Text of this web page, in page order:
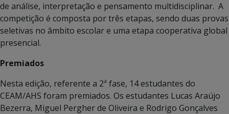
de análise, interpretação e pensamento multidisciplinar. A
competição é composta por três etapas, sendo duas provas
seletivas no âmbito escolar e uma etapa cooperativa global
presencial.
Premiados
Nesta edição, referente a 2ª fase, 14 estudantes do
CEAM/AHS foram premiados. Os estudantes Lucas Araújo
Bezerra, Miguel Pergher de Oliveira e Rodrigo Gonçalves